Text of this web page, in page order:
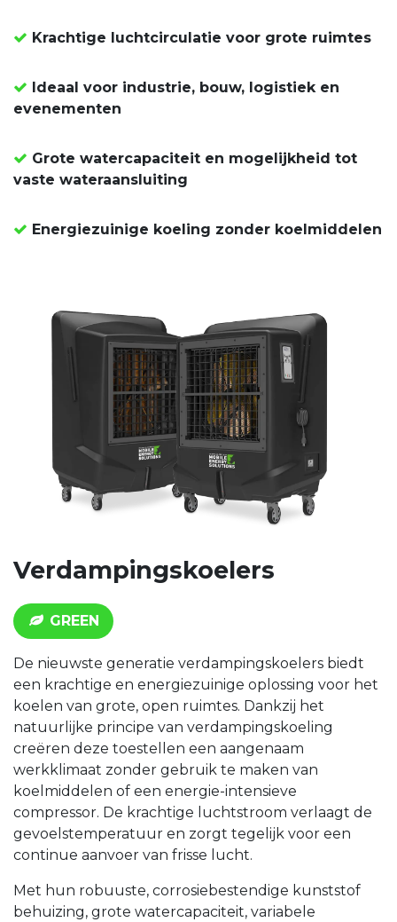
Krachtige luchtcirculatie voor grote ruimtes
Ideaal voor industrie, bouw, logistiek en
evenementen
Grote watercapaciteit en mogelijkheid tot
vaste wateraansluiting
Energiezuinige koeling zonder koelmiddelen
Verdampingskoelers
GREEN
De nieuwste generatie verdampingskoelers biedt
een krachtige en energiezuinige oplossing voor het
koelen van grote, open ruimtes. Dankzij het
natuurlijke principe van verdampingskoeling
creëren deze toestellen een aangenaam
werkklimaat zonder gebruik te maken van
koelmiddelen of een energie-intensieve
compressor. De krachtige luchtstroom verlaagt de
gevoelstemperatuur en zorgt tegelijk voor een
continue aanvoer van frisse lucht.
Met hun robuuste, corrosiebestendige kunststof
behuizing, grote watercapaciteit, variabele